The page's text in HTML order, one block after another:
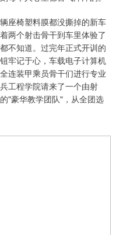
座椅塑料膜都没撕掉的新车
两个射击骨干到车里体验了
不知道。过完年正式开训的
牢记于心，车载电子计算机
连装甲乘员骨干们进行专业
工程学院请来了一个由射
"豪华教学团队"，从全团选